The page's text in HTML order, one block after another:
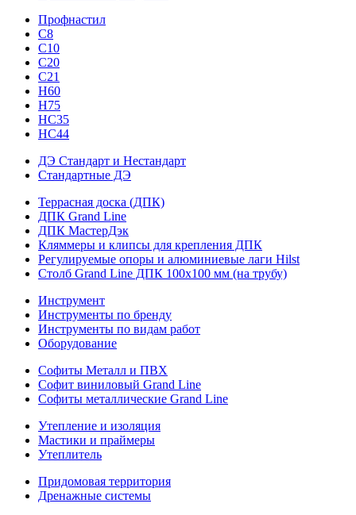
Профнастил
С8
С10
С20
С21
H60
H75
HС35
НС44
ДЭ Стандарт и Нестандарт
Стандартные ДЭ
Террасная доска (ДПК)
ДПК Grand Line
ДПК МастерДэк
Кляммеры и клипсы для крепления ДПК
Регулируемые опоры и алюминиевые лаги Hilst
Столб Grand Line ДПК 100х100 мм (на трубу)
Инструмент
Инструменты по бренду
Инструменты по видам работ
Оборудование
Софиты Металл и ПВХ
Софит виниловый Grand Line
Софиты металлические Grand Line
Утепление и изоляция
Мастики и праймеры
Утеплитель
Придомовая территория
Дренажные системы